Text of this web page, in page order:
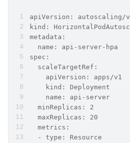
apiVersion: autoscaling/
kind:
metadata:
  name: api-server-hpa
spec:
  scaleTargetRef:
    apiVersion: apps/v1
    kind: Deployment
    name: api-server
  minReplicas: 2
  maxReplicas: 20
  metrics:
  - type: Resource